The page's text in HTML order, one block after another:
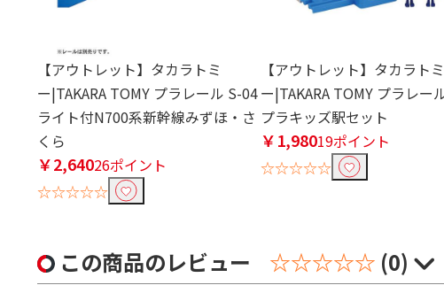
【アウトレット】タカラトミ
ー|TAKARA TOMY プラレール S-04
ライト付N700系新幹線みずほ・さ
くら
￥2,64026ポイント
☆☆☆☆☆
【アウトレット】タカラトミ
ー|TAKARA TOMY プラレー
プラキッズ駅セット
￥1,98019ポイント
☆☆☆☆☆
この商品のレビュー ☆☆☆☆☆ (0)